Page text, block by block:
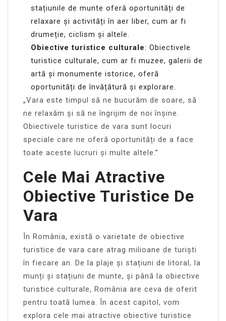
stațiunile de munte oferă oportunități de
relaxare și activități în aer liber, cum ar fi
drumeție, ciclism și altele.
Obiective turistice culturale: Obiectivele
turistice culturale, cum ar fi muzee, galerii de
artă și monumente istorice, oferă
oportunități de învățătură și explorare.
„Vara este timpul să ne bucurăm de soare, să
ne relaxăm și să ne îngrijim de noi înșine.
Obiectivele turistice de vara sunt locuri
speciale care ne oferă oportunități de a face
toate aceste lucruri și multe altele.”
Cele Mai Atractive
Obiective Turistice De
Vara
În România, există o varietate de obiective
turistice de vara care atrag milioane de turiști
în fiecare an. De la plaje și stațiuni de litoral, la
munți și stațiuni de munte, și până la obiective
turistice culturale, România are ceva de oferit
pentru toată lumea. În acest capitol, vom
explora cele mai atractive obiective turistice